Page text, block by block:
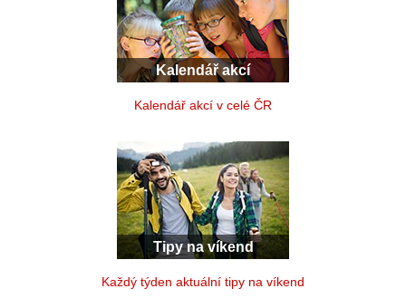
Kalendář akcí
Kalendář akcí v celé ČR
Tipy na víkend
Každý týden aktuální tipy na víkend